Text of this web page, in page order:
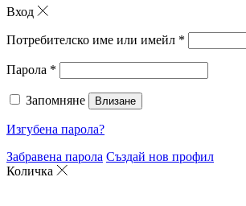
Вход
Потребителско име или имейл *
Парола *
Запомняне Влизане
Изгубена парола?
Забравена парола Създай нов профил
Количка